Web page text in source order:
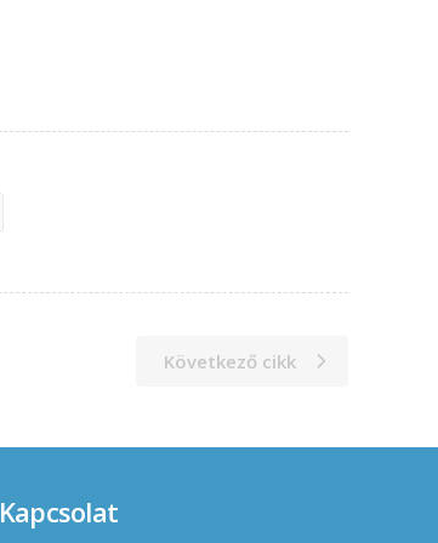
Következő cikk
Kapcsolat